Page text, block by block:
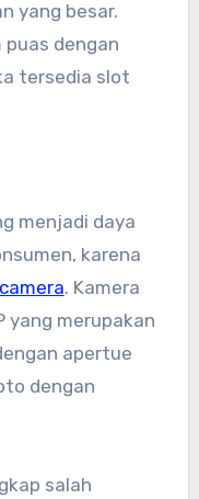
yang besar.
puas dengan
tersedia slot
menjadi daya
karena
. Kamera
yang merupakan
apertue
dengan
salah